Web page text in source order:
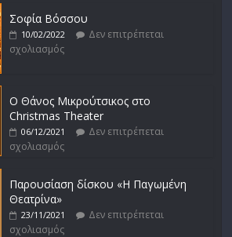
Σοφία Βόσσου
10/02/2022
Δεν επιτρέπεται
σχολιασμός
Ο Θάνος Μικρούτσικος στο
Christmas Theater
06/12/2021
Δεν επιτρέπεται
σχολιασμός
Παρουσίαση δίσκου «Η Παγωμένη
Θεατρίνα»
23/11/2021
Δεν επιτρέπεται
σχολιασμός